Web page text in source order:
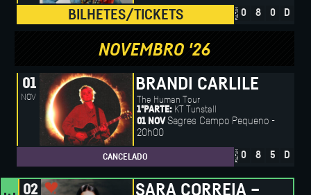
BILHETES/TICKETS FALTAM 0 8 0 D
NOVEMBRO '26
01
NOV
BRANDI CARLILE
The Human Tour
1ªPARTE:KT Tunstall
01 NOV Sagres Campo Pequeno -
20h00
CANCELADO FALTAM 0 8 5 D
02
SARA CORREIA –